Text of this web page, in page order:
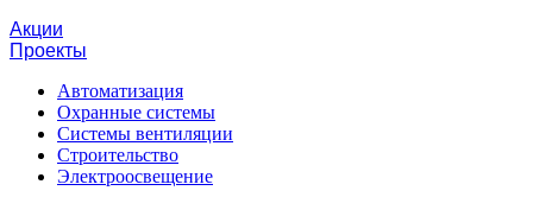
Акции
Проекты
Автоматизация
Охранные системы
Системы вентиляции
Строительство
Электроосвещение